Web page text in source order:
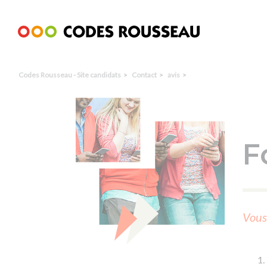
Codes Rousseau - Site candidats Contact avis